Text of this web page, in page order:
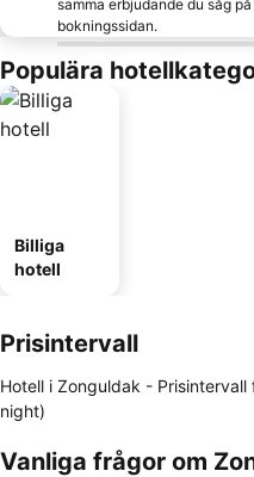
samma erbjudande du såg
bokningssidan.
Populära
Billiga
hotell
Prisintervall
Hotell i Zonguldak - Prisintervall
night)
Vanliga frågor om